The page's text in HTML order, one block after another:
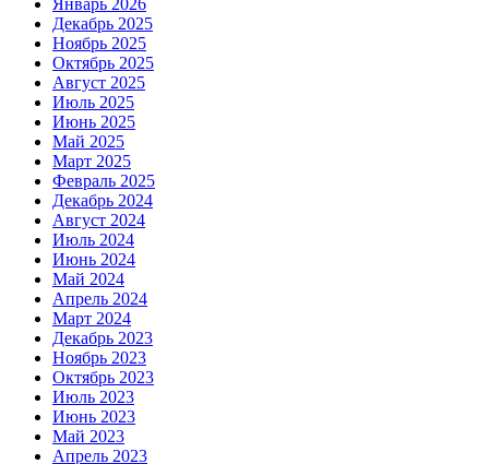
Январь 2026
Декабрь 2025
Ноябрь 2025
Октябрь 2025
Август 2025
Июль 2025
Июнь 2025
Май 2025
Март 2025
Февраль 2025
Декабрь 2024
Август 2024
Июль 2024
Июнь 2024
Май 2024
Апрель 2024
Март 2024
Декабрь 2023
Ноябрь 2023
Октябрь 2023
Июль 2023
Июнь 2023
Май 2023
Апрель 2023